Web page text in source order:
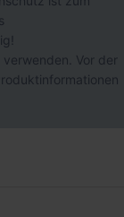
Vor der